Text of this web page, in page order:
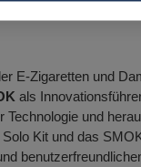
E-Zigaretten und
als
und
Kit und das